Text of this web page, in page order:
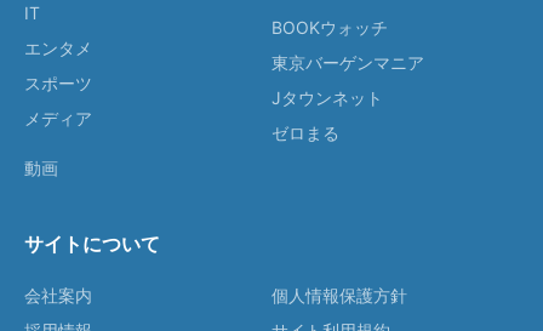
IT
エンタメ
スポーツ
メディア
動画
BOOKウォッチ
東京バーゲンマニア
Jタウンネット
ゼロまる
サイトについて
会社案内
個人情報保護方針